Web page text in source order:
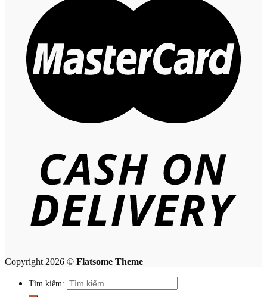
Copyright 2026 © Flatsome Theme
Tìm kiếm: